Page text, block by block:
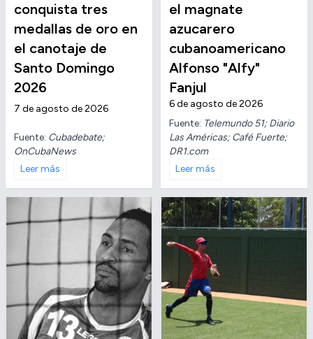
conquista tres
medallas de oro en
el canotaje de
Santo Domingo
2026
7 de agosto de 2026
Fuente: Cubadebate;
OnCubaNews
Leer más
el magnate
azucarero
cubanoamericano
Alfonso "Alfy"
Fanjul
6 de agosto de 2026
Fuente: Telemundo 51; Diario
Las Américas; Café Fuerte;
DR1.com
Leer más